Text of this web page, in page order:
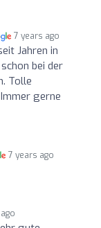
7 years ago
Jahren in
bei der
Tolle
gerne
7 years ago